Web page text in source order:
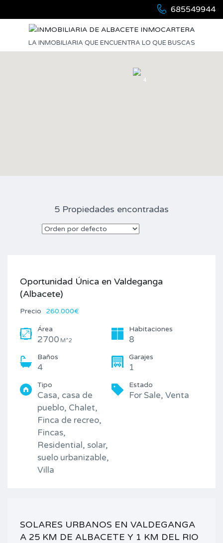
685549944
LA INMOBILIARIA QUE ENCUENTRA LO QUE BUSCAS
4
5 Propiedades encontradas
Oportunidad Única en Valdeganga
(Albacete)
Precio 260.000€
Área
2700 M^2
Habitaciones
8
Baños
4
Garajes
1
Tipo
Casa, casa de
pueblo, Chalet,
Finca de recreo,
Fincas,
Residential, solar,
suelo urbanizable,
Villa
Estado
For Sale, Venta
SOLARES URBANOS EN VALDEGANGA
A 25 KM DE ALBACETE Y 1 KM DEL RIO